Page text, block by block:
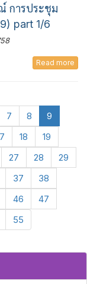
การประชุม
part 1/6
Read more
7 8
9
18
19
27 28
29
37
38
46
47
55